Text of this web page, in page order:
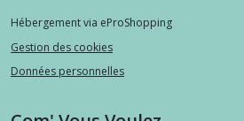
Hébergement via eProShopping
Gestion des cookies
Données personnelles